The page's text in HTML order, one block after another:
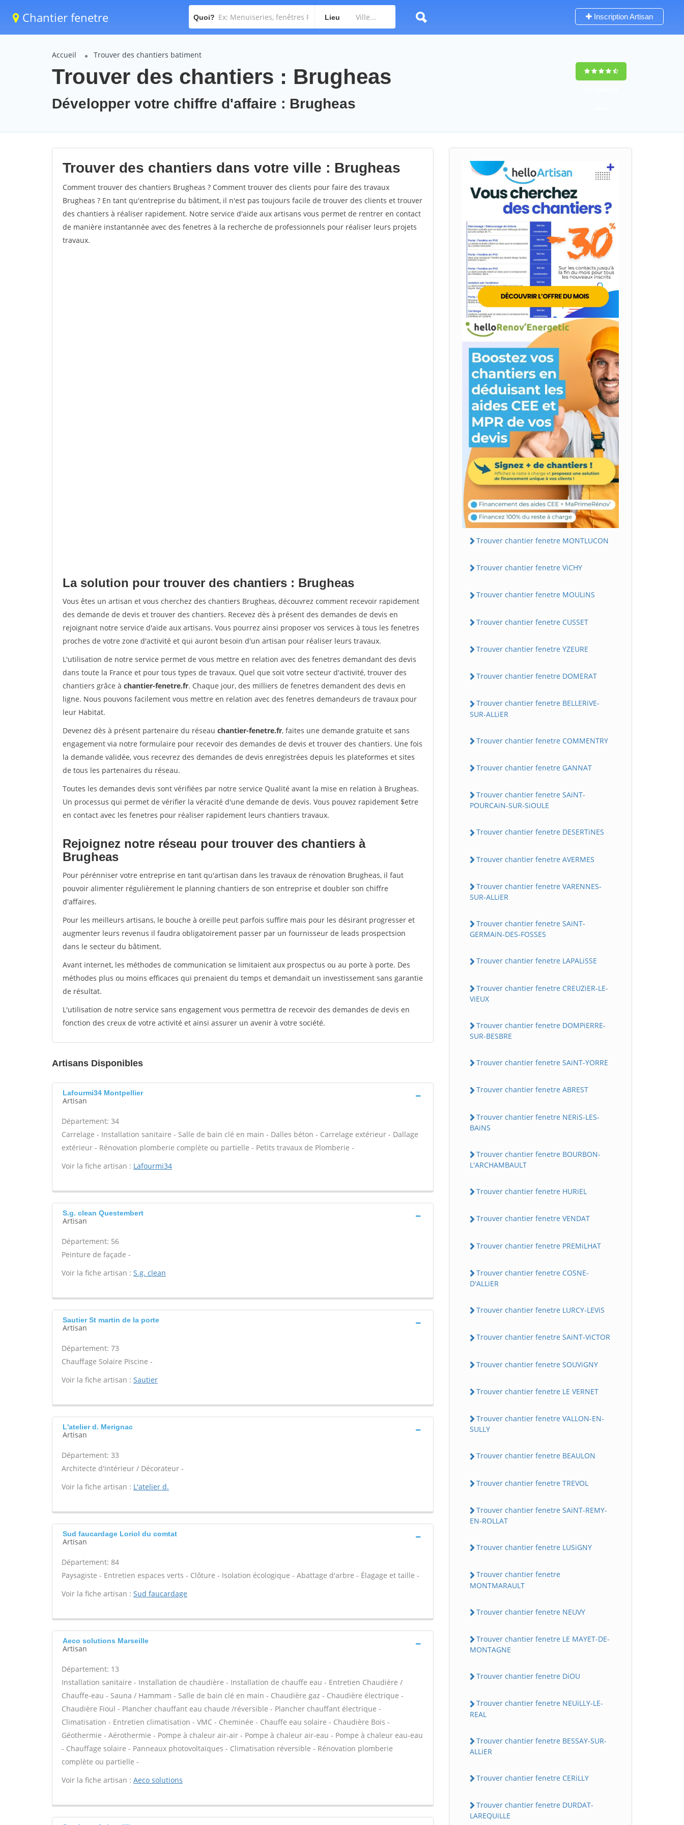
Chantier fenetre Quoi? Lieu Inscription Artisan
Accueil Trouver des chantiers batiment
Trouver des chantiers : Brugheas
Développer votre chiffre d'affaire : Brugheas
Trouver des chantiers dans votre ville : Brugheas
Comment trouver des chantiers Brugheas ? Comment trouver des clients pour faire des travaux
Brugheas ? En tant qu'entreprise du bâtiment, il n'est pas toujours facile de trouver des clients et trouver
des chantiers à réaliser rapidement. Notre service d'aide aux artisans vous permet de rentrer en contact
de manière instantannée avec des fenetres à la recherche de professionnels pour réaliser leurs projets
travaux.
La solution pour trouver des chantiers : Brugheas
Vous êtes un artisan et vous cherchez des chantiers Brugheas, découvrez comment recevoir rapidement
des demande de devis et trouver des chantiers. Recevez dès à présent des demandes de devis en
rejoignant notre service d'aide aux artisans. Vous pourrez ainsi proposer vos services à tous les fenetres
proches de votre zone d'activité et qui auront besoin d'un artisan pour réaliser leurs travaux.
L'utilisation de notre service permet de vous mettre en relation avec des fenetres demandant des devis
dans toute la France et pour tous types de travaux. Quel que soit votre secteur d'activité, trouver des
chantiers grâce à chantier-fenetre.fr. Chaque jour, des milliers de fenetres demandent des devis en
ligne. Nous pouvons facilement vous mettre en relation avec des fenetres demandeurs de travaux pour
leur Habitat.
Devenez dès à présent partenaire du réseau chantier-fenetre.fr, faites une demande gratuite et sans
engagement via notre formulaire pour recevoir des demandes de devis et trouver des chantiers. Une fois
la demande validée, vous recevrez des demandes de devis enregistrées depuis les plateformes et sites
de tous les partenaires du réseau.
Toutes les demandes devis sont vérifiées par notre service Qualité avant la mise en relation à Brugheas.
Un processus qui permet de vérifier la véracité d'une demande de devis. Vous pouvez rapidement $etre
en contact avec les fenetres pour réaliser rapidement leurs chantiers travaux.
Rejoignez notre réseau pour trouver des chantiers à
Brugheas
Pour pérénniser votre entreprise en tant qu'artisan dans les travaux de rénovation Brugheas, il faut
pouvoir alimenter régulièrement le planning chantiers de son entreprise et doubler son chiffre
d'affaires.
Pour les meilleurs artisans, le bouche à oreille peut parfois suffire mais pour les désirant progresser et
augmenter leurs revenus il faudra obligatoirement passer par un fournisseur de leads prospectsion
dans le secteur du bâtiment.
Avant internet, les méthodes de communication se limitaient aux prospectus ou au porte à porte. Des
méthodes plus ou moins efficaces qui prenaient du temps et demandait un investissement sans garantie
de résultat.
L'utilisation de notre service sans engagement vous permettra de recevoir des demandes de devis en
fonction des creux de votre activité et ainsi assurer un avenir à votre société.
Artisans Disponibles
Lafourmi34 Montpellier
Artisan
Département: 34
Carrelage - Installation sanitaire - Salle de bain clé en main - Dalles béton - Carrelage extérieur - Dallage
extérieur - Rénovation plomberie complète ou partielle - Petits travaux de Plomberie -
Voir la fiche artisan : Lafourmi34
S.g. clean Questembert
Artisan
Département: 56
Peinture de façade -
Voir la fiche artisan : S.g. clean
Sautier St martin de la porte
Artisan
Département: 73
Chauffage Solaire Piscine -
Voir la fiche artisan : Sautier
L'atelier d. Merignac
Artisan
Département: 33
Architecte d'intérieur / Décorateur -
Voir la fiche artisan : L'atelier d.
Sud faucardage Loriol du comtat
Artisan
Département: 84
Paysagiste - Entretien espaces verts - Clôture - Isolation écologique - Abattage d'arbre - Élagage et taille -
Voir la fiche artisan : Sud faucardage
Aeco solutions Marseille
Artisan
Département: 13
Installation sanitaire - Installation de chaudière - Installation de chauffe eau - Entretien Chaudière /
Chauffe-eau - Sauna / Hammam - Salle de bain clé en main - Chaudière gaz - Chaudière électrique -
Chaudière Fioul - Plancher chauffant eau chaude /réversible - Plancher chauffant électrique -
Climatisation - Entretien climatisation - VMC - Cheminée - Chauffe eau solaire - Chaudière Bois -
Géothermie - Aérothermie - Pompe à chaleur air-air - Pompe à chaleur air-eau - Pompe à chaleur eau-eau
- Chauffage solaire - Panneaux photovoltaïques - Climatisation réversible - Rénovation plomberie
complète ou partielle -
Voir la fiche artisan : Aeco solutions
Trouver chantier fenetre MONTLUCON
Trouver chantier fenetre ViCHY
Trouver chantier fenetre MOULiNS
Trouver chantier fenetre CUSSET
Trouver chantier fenetre YZEURE
Trouver chantier fenetre DOMERAT
Trouver chantier fenetre BELLERiVE-
SUR-ALLiER
Trouver chantier fenetre COMMENTRY
Trouver chantier fenetre GANNAT
Trouver chantier fenetre SAiNT-
POURCAiN-SUR-SiOULE
Trouver chantier fenetre DESERTiNES
Trouver chantier fenetre AVERMES
Trouver chantier fenetre VARENNES-
SUR-ALLiER
Trouver chantier fenetre SAiNT-
GERMAiN-DES-FOSSES
Trouver chantier fenetre LAPALiSSE
Trouver chantier fenetre CREUZiER-LE-
ViEUX
Trouver chantier fenetre DOMPiERRE-
SUR-BESBRE
Trouver chantier fenetre SAiNT-YORRE
Trouver chantier fenetre ABREST
Trouver chantier fenetre NERiS-LES-
BAiNS
Trouver chantier fenetre BOURBON-
L'ARCHAMBAULT
Trouver chantier fenetre HURiEL
Trouver chantier fenetre VENDAT
Trouver chantier fenetre PREMiLHAT
Trouver chantier fenetre COSNE-
D'ALLiER
Trouver chantier fenetre LURCY-LEViS
Trouver chantier fenetre SAiNT-ViCTOR
Trouver chantier fenetre SOUViGNY
Trouver chantier fenetre LE VERNET
Trouver chantier fenetre VALLON-EN-
SULLY
Trouver chantier fenetre BEAULON
Trouver chantier fenetre TREVOL
Trouver chantier fenetre SAiNT-REMY-
EN-ROLLAT
Trouver chantier fenetre LUSiGNY
Trouver chantier fenetre
MONTMARAULT
Trouver chantier fenetre NEUVY
Trouver chantier fenetre LE MAYET-DE-
MONTAGNE
Trouver chantier fenetre DiOU
Trouver chantier fenetre NEUiLLY-LE-
REAL
Trouver chantier fenetre BESSAY-SUR-
ALLiER
Trouver chantier fenetre CERiLLY
Trouver chantier fenetre DURDAT-
LAREQUiLLE